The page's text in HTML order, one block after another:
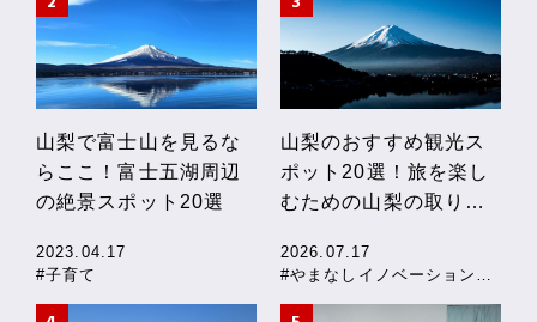
山梨で富士山を見るな
らここ！富士五湖周辺
の絶景スポット20選
山梨のおすすめ観光ス
ポット20選！旅を楽し
むための山梨の取り組
2023.04.17
#子育て
2026.07.17